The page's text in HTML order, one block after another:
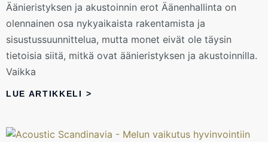
Äänieristyksen ja akustoinnin erot Äänenhallinta on
olennainen osa nykyaikaista rakentamista ja
sisustussuunnittelua, mutta monet eivät ole täysin
tietoisia siitä, mitkä ovat äänieristyksen ja akustoinnilla.
Vaikka
LUE ARTIKKELI >